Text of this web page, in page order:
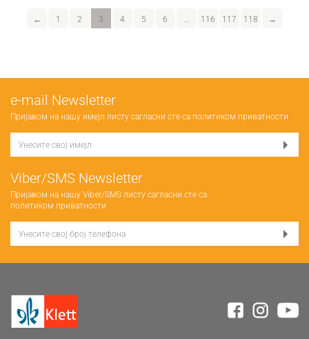
← 1 2 3 4 5 6 116 117 118 →
е-mail Newsletter
Пријавом на нашу имејл листу сагласни сте са политиком приватности
Viber/SMS Newsletter
Пријавом на нашу Viber/SMS листу сагласни сте са
политиком приватности